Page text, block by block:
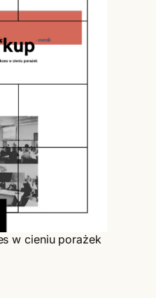
w cieniu porażek